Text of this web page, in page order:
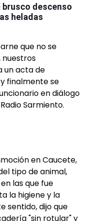
brusco descenso
heladas
que no se
nuestros
un acta de
finalmente se
en diálogo
Sarmiento.
en Caucete,
tipo de animal,
las que fue
la higiene y la
sentido, dijo que
"sin rotular" y